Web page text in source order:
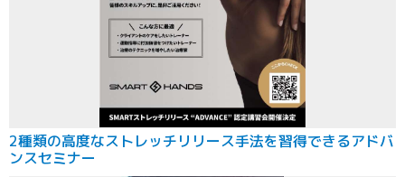
2種類の高度なストレッチリリース手法を習得できるアドバ
ンスセミナー